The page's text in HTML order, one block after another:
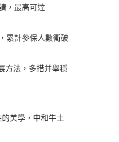
，最高可達
累計參保人數衝破
方法，多措并舉穩
美學，中和牛土